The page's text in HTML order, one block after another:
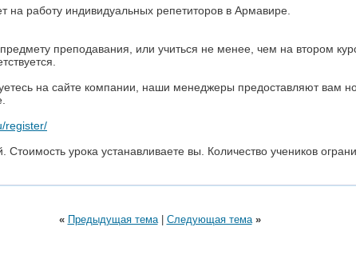
на работу индивидуальных репетиторов в Армавире.
преподавания, или учиться не менее, чем на втором
на сайте компании, наши менеджеры предоставляют вам
register/
урока устанавливаете вы. Количество учеников
« Предыдущая тема| Следующая тема »